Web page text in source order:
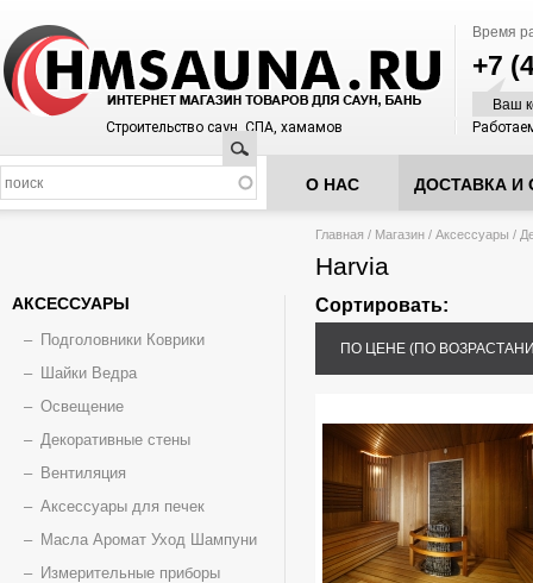
Время
+7
Ваш
Строительство саун, СПА, хамамов
Поиск
О НАС ДОСТАВКА И
Вы здесь
Главная / Магазин / Аксессуары /
Harvia
Сортировать:
ПО ЦЕНЕ (ПО
АКСЕССУАРЫ
Подголовники Коврики
Шайки Ведра
Освещение
Декоративные стены
Вентиляция
Аксессуары для печек
Масла Аромат Уход Шампуни
Измерительные приборы